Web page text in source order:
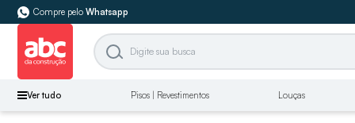
Compre pelo Whatsapp
Ver tudo Pisos | Revestimentos Louças